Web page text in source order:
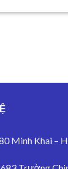
Minh Khai –